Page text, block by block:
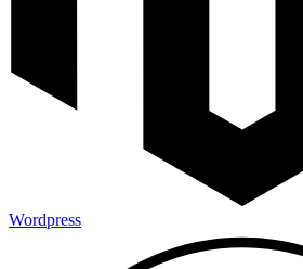
Wordpress